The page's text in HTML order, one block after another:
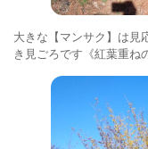
大きな【マンサク】は見
き見ごろです《紅葉重ね